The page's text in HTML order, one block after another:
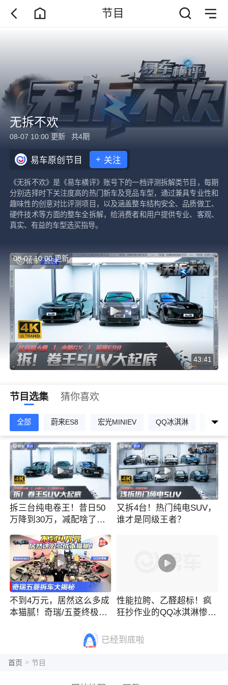
节目
无拆不欢
08-07 10:00 更新 共4期
易车原创节目 + 关注
《无拆不欢》是《易车横评》账号下的一档评测拆解类节目，每期
分别选择时下关注度高的热门新车及竞品车型，通过兼具专业性和
趣味性的创意对比评测项目，以及涵盖整车结构安全、品质做工、
硬件技术等方面的整车全拆解，给消费者和用户提供专业、客观、
真实、有益的车型选买指导。
08-07 10:00 更新
43:41
节目选集 猜你喜欢
全部 蔚来ES8 宏光MINIEV QQ冰淇淋 智己
拆三台纯电卷王！昔日50
万降到30万，减配啥了？
又拆4台！热门纯电SUV，
谁才是同级王者？
不到4万元，居然这么多成
本猫腻！奇瑞/五菱终极对
性能拉胯、乙醛超标！疯
狂抄作业的QQ冰淇淋惨遭
已经到底啦
首页 > 节目